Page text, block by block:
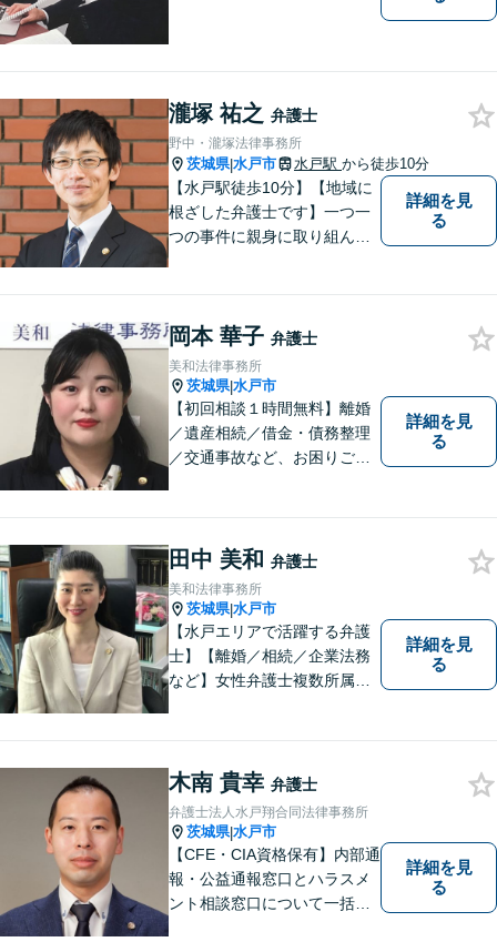
瀧塚 祐之 弁護士
野中・瀧塚法律事務所
茨城県|水戸市 水戸駅 から徒歩10分
【水戸駅徒歩10分】【地域に
根ざした弁護士です】一つ一
つの事件に親身に取り組んで
把握した上で、正当な権利を
守るために丁寧な対応を致し
ます。
詳細を見
る
岡本 華子 弁護士
美和法律事務所
茨城県|水戸市
【初回相談１時間無料】離婚
／遺産相続／借金・債務整理
／交通事故など、お困りごと
ートします。
詳細を見
る
田中 美和 弁護士
美和法律事務所
茨城県|水戸市
【水戸エリアで活躍する弁護
士】【離婚／相続／企業法務
など】女性弁護士複数所属／
いたします。お困りごとがあ
ればお気軽にご相談くださ
い。
詳細を見
る
木南 貴幸 弁護士
弁護士法人水戸翔合同法律事務所
茨城県|水戸市
【CFE・CIA資格保有】内部通
報・公益通報窓口とハラスメ
ント相談窓口について一括対
詳細を見
る